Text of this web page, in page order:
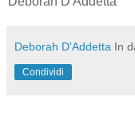
Deborah D'Addetta In
Condividi